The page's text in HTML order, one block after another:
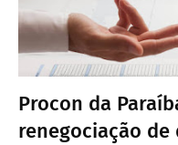
Procon da
renegociação de